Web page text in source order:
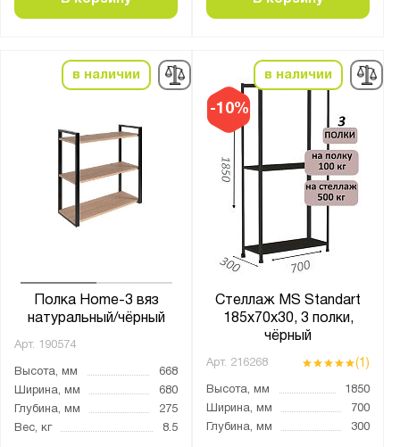
в наличии
Полка Home-3 вяз
натуральный/чёрный
Арт. 190574
Высота, мм
668
Ширина, мм
680
Глубина, мм
275
Вес, кг
8.5
-10%
в наличии
Стеллаж MS Standart
185х70х30, 3 полки,
чёрный
Арт. 216268 (1)
Высота, мм
1850
Ширина, мм
700
Глубина, мм
300